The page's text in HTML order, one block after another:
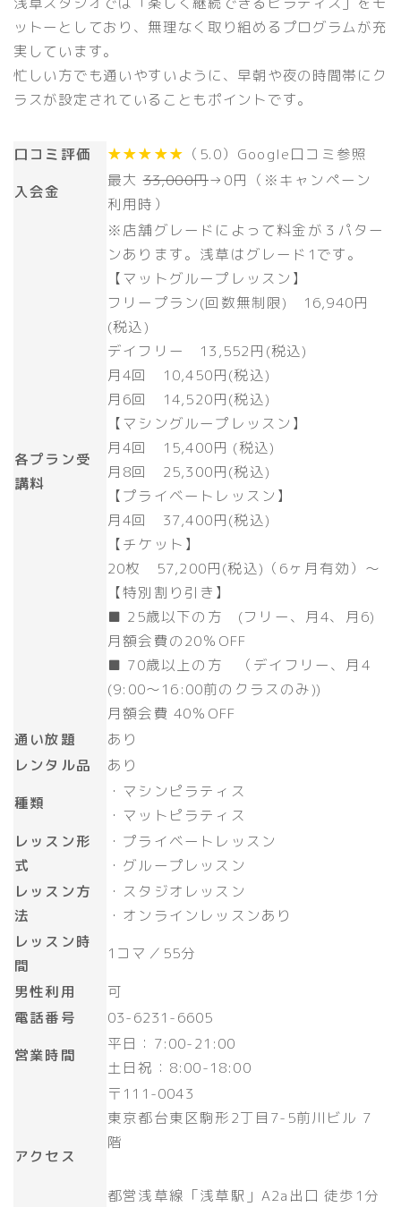
ットーとしており、無理なく取り組めるプログラムが充
実しています。
忙しい方でも通いやすいように、早朝や夜の時間帯にク
ラスが設定されていることもポイントです。
口コミ評価 ★★★★★ （5.0）Google口コミ参照
入会金
最大33,000円→ 0円（※キャンペーン
利用時）
各プラン受
講料
※店舗グレードによって料金が３パター
ンあります。浅草はグレード1です。
【マットグループレッスン】
フリープラン(回数無制限) 16,940円
(税込)
デイフリー 13,552円(税込)
月4回 10,450円(税込)
月6回 14,520円(税込)
【マシングループレッスン】
月4回 15,400円 (税込)
月8回 25,300円(税込)
【プライベートレッスン】
月4回 37,400円(税込)
【チケット】
20枚 57,200円(税込)（6ヶ月有効）～
【特別割り引き】
■ 25歳以下の方 (フリー、月4、月6)
月額会費の20％OFF
■ 70歳以上の方 （デイフリー、月4
(9:00～16:00前のクラスのみ))​
月額会費 40％OFF
通い放題
あり
レンタル品
あり
種類
・マシンピラティス
・マットピラティス
レッスン形
式
・プライベートレッスン
・グループレッスン
レッスン方
法
・スタジオレッスン
・オンラインレッスンあり
レッスン時
間
1コマ／55分
男性利用
可
電話番号
03-6231-6605
営業時間
平日：7:00-21:00
土日祝：8:00-18:00
アクセス
〒111-0043
東京都台東区駒形2丁目7-5前川ビル 7
階
都営浅草線「浅草駅」A2a出口 徒歩1分